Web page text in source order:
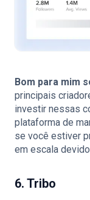
Bom para mim
principais
investir nessas
plataforma de
se você estiver
em escala
6. Tribo